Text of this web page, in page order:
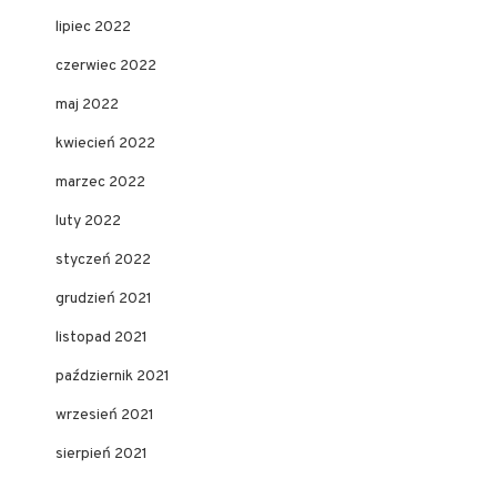
lipiec 2022
czerwiec 2022
maj 2022
kwiecień 2022
marzec 2022
luty 2022
styczeń 2022
grudzień 2021
listopad 2021
październik 2021
wrzesień 2021
sierpień 2021